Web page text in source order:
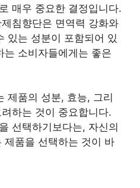
매우 중요한 결정입니다.
침향단은 면역력 강화와
있는 성분이 포함되어 있
는 소비자들에게는 좋은
제품의 성분, 효능, 그리
하는 것이 중요합니다.
선택하기보다는, 자신의
제품을 선택하는 것이 바